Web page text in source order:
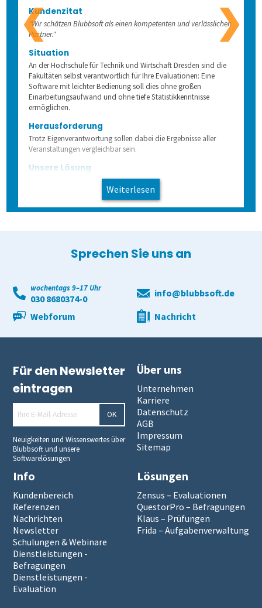
❮ ❯
Kundenzitat
"Wir schätzen Blubbsoft als einen kompetenten und verlässlichen
Partner."
Situation
An der Hochschule für Technik und Wirtschaft Dresden sind die
Fakultäten selbst verantwortlich für Ihre Evaluationen: Eine
Software mit leichter Bedienung soll dies ohne großen
Einarbeitungsaufwand und ohne tiefe Statistikkenntnisse
ermöglichen.
Herausforderung
Trotz Eigenverantwortung sollen dabei die Ergebnisse aller
Veranstaltungen vergleichbar sein.
Unsere Lösung
Die Hochschule installiert die Evaluationssoftware Zensus. Das
zentrale Qualitätsmanagement macht zentrale Vorgaben zur
Gestaltung der Evaluationen und gibt für das gesamte System
einen zentralen Fragenkatalog frei. So können die Fakultäten
Weiterlesen
Sprechen Sie uns an
wochentags 9–17 Uhr
030 8680374-0
info@blubbsoft.de
Webforum
Nachricht
Für den Newsletter
eintragen
OK
Neuigkeiten und Wissenswertes über
Blubbsoft und unsere
Softwarelösungen
Über uns
Unternehmen
Karriere
Datenschutz
AGB
Impressum
Sitemap
Info
Kundenbereich
Referenzen
Nachrichten
Newsletter
Schulungen & Webinare
Dienstleistungen -
Befragungen
Dienstleistungen -
Evaluation
Lösungen
Zensus – Evaluationen
QuestorPro – Befragungen
Klaus – Prüfungen
Frida – Aufgabenverwaltung